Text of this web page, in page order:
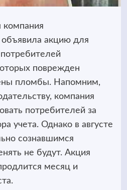
объявила акцию для
поврежден
пломбы. Напомним,
компания
потребителей за
учета. Однако в августе
сознавшимся
не будут. Акция
месяц и